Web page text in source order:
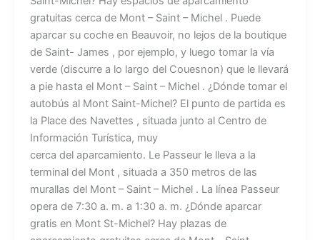
gratuitas cerca de Mont – Saint – Michel . Puede
aparcar su coche en Beauvoir, no lejos de la boutique
de Saint- James , por ejemplo, y luego tomar la vía
verde (discurre a lo largo del Couesnon) que le llevará
a pie hasta el Mont – Saint – Michel . ¿Dónde tomar el
autobús al Mont Saint-Michel? El punto de partida es
la Place des Navettes , situada junto al Centro de
Información Turística, muy
cerca del aparcamiento. Le Passeur le lleva a la
terminal del Mont , situada a 350 metros de las
murallas del Mont – Saint – Michel . La línea Passeur
opera de 7:30 a. m. a 1:30 a. m. ¿Dónde aparcar
gratis en Mont St-Michel? Hay plazas de